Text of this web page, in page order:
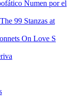
Numen por el
99 Stanzas at
On Love S